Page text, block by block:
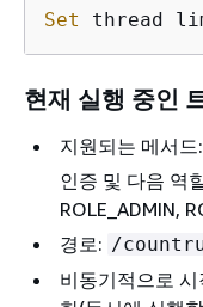
Set thread
현재 실행 중인
지원되는 메서드
인증 및 다음 역
ROLE_ADMIN,
경로: /
비동기적으로